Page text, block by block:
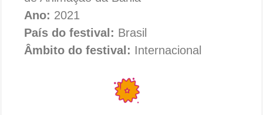
Ano: 2021
País do festival: Brasil
Âmbito do festival: Internacional